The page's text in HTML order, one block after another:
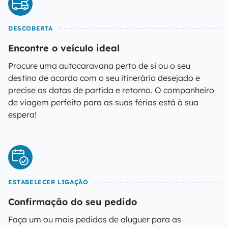
DESCOBERTA
Encontre o veículo ideal
Procure uma autocaravana perto de si ou o seu
destino de acordo com o seu itinerário desejado e
precise as datas de partida e retorno. O companheiro
de viagem perfeito para as suas férias está à sua
espera!
ESTABELECER LIGAÇÃO
Confirmação do seu pedido
Faça um ou mais pedidos de aluguer para as